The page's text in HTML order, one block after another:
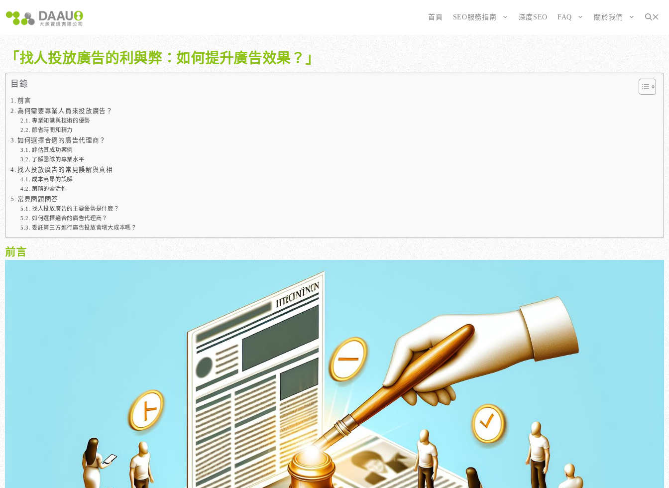
至
內
首頁 SEO服務指南
大奧獨家 AISEO矩陣系統｜SEO自動化輕鬆佈局關鍵字
專業SEO撰寫：提升網站SEO自然排序
維基百科：提升品牌形象與SEO的雙贏策略
網站系統開發：打造高效能業務需求的網站
全面優化網站語法：提升SEO表現
為SEO而生的網站
深度SEO FAQ
如何開始 SEO？新手指南
SEO 的重要性：為什麼企業需要它？
什麼是白帽SEO、灰帽SEO與黑帽SEO？
我們提供哪些 SEO 服務？
廣告行銷基礎知識
大奧資訊的網站架設服務包含哪些項目？
關於我們
「找人投放廣告的利與弊：如何提升廣告效果？」
目錄
前言
為何需要專業人員來投放廣告？
專業知識與技術的優勢
節省時間和精力
如何選擇合適的廣告代理商？
評估其成功案例
了解團隊的專業水平
找人投放廣告的常見誤解與真相
成本高昂的誤解
策略的靈活性
常見問題問答
找人投放廣告的主要優勢是什麼？
如何選擇適合的廣告代理商？
委託第三方進行廣告投放會增大成本嗎？
前言